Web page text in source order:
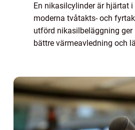
En nikasilcylinder är hjärtat
moderna tvåtakts- och
utförd nikasilbeläggning ger
bättre värmeavledning och